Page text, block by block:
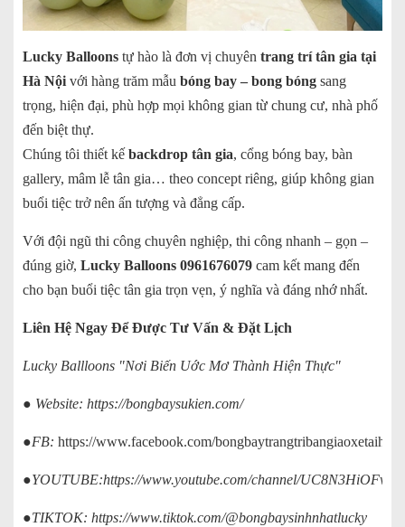
Lucky Balloons tự hào là đơn vị chuyên trang trí tân gia tại
Hà Nội với hàng trăm mẫu bóng bay – bong bóng sang
trọng, hiện đại, phù hợp mọi không gian từ chung cư, nhà phố
đến biệt thự.
Chúng tôi thiết kế backdrop tân gia, cổng bóng bay, bàn
gallery, mâm lễ tân gia… theo concept riêng, giúp không gian
buổi tiệc trở nên ấn tượng và đẳng cấp.
Với đội ngũ thi công chuyên nghiệp, thi công nhanh – gọn –
đúng giờ, Lucky Balloons 0961676079 cam kết mang đến
cho bạn buổi tiệc tân gia trọn vẹn, ý nghĩa và đáng nhớ nhất.
Liên Hệ Ngay Để Được Tư Vấn & Đặt Lịch
Lucky Ballloons "Nơi Biến Uớc Mơ Thành Hiện Thực"
● Website: https://bongbaysukien.com/
●FB: https://www.facebook.com/
●YOUTUBE:https://www.youtube.com/channel/
●TIKTOK: https://www.tiktok.com/@bongbaysinhnhatlucky